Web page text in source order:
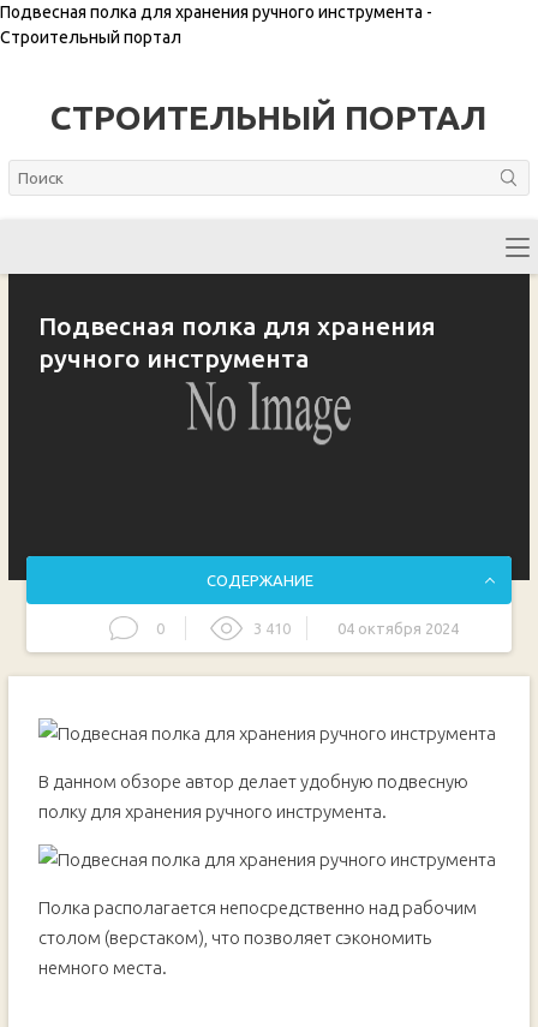
Подвесная полка для хранения ручного инструмента -
Строительный портал
СТРОИТЕЛЬНЫЙ ПОРТАЛ
Подвесная полка для хранения
ручного инструмента
СОДЕРЖАНИЕ
0 3 410 04 октября 2024
В данном обзоре автор делает удобную подвесную
полку для хранения ручного инструмента.
Полка располагается непосредственно над рабочим
столом (верстаком), что позволяет сэкономить
немного места.